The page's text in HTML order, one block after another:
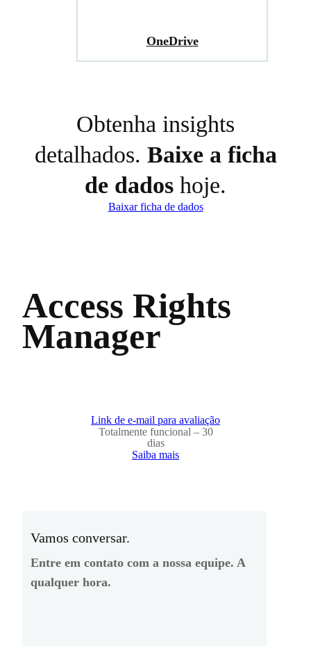
OneDrive
Obtenha insights
detalhados. Baixe a ficha
de dados hoje.
Baixar ficha de dados
Access Rights
Manager
Link de e-mail para avaliação
Totalmente funcional – 30
dias
Saiba mais
Vamos conversar.
Entre em contato com a nossa equipe. A
qualquer hora.